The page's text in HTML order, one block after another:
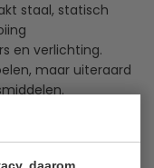
staal, statisch
en verlichting.
maar uiteraard